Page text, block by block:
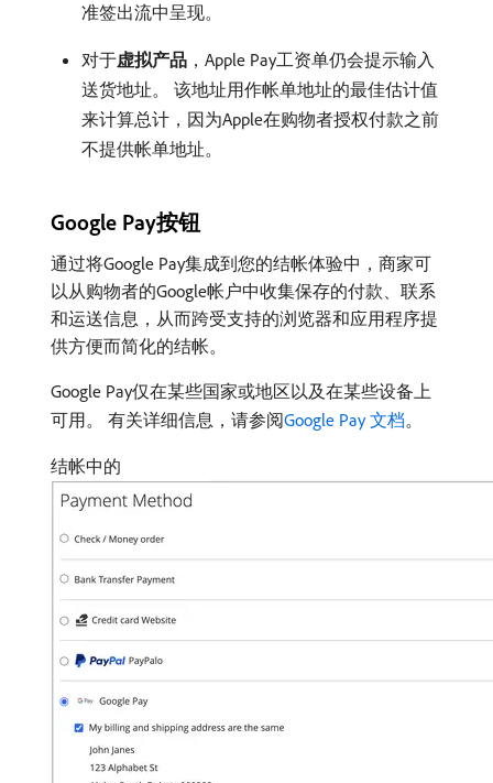
准签出流中呈现。
对于​虚拟产品 ，Apple Pay工资单仍会提示输入
送货地址。 该地址用作帐单地址的最佳估计值
来计算总计，因为Apple在购物者授权付款之前
不提供帐单地址。
Google Pay按钮
通过将Google Pay集成到您的结帐体验中，商家可
以从购物者的Google帐户中收集保存的付款、联系
和运送信息，从而跨受支持的浏览器和应用程序提
供方便而简化的结帐。
Google Pay仅在某些国家或地区以及在某些设备上
可用。 有关详细信息，请参阅Google Pay 文档。
结帐中的